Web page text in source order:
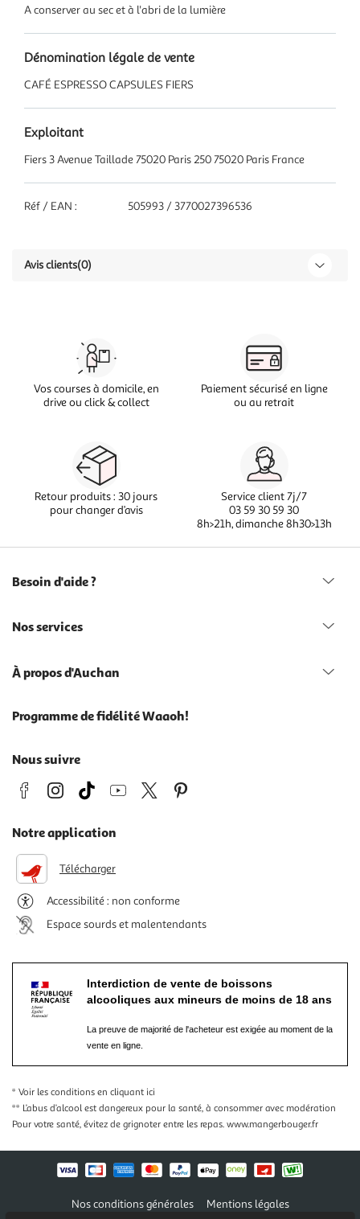
A conserver au sec et à l'abri de la lumière
Dénomination légale de vente
CAFÉ ESPRESSO CAPSULES FIERS
Exploitant
Fiers 3 Avenue Taillade 75020 Paris 250 75020 Paris France
Réf / EAN : 505993 / 3770027396536
Avis clients(0)
Vos courses à domicile, en
drive ou click & collect
Paiement sécurisé en ligne
ou au retrait
Retour produits : 30 jours
pour changer d’avis
Service client 7j/7
03 59 30 59 30
8h>21h, dimanche 8h30>13h
Besoin d'aide ?
Nos services
À propos d'Auchan
Programme de fidélité Waaoh!
Nous suivre
Notre application
Télécharger
Accessibilité : non conforme
Espace sourds et malentendants
Interdiction de vente de boissons
alcooliques aux mineurs de moins de 18 ans
La preuve de majorité de l'acheteur est exigée au moment de la
vente en ligne.
* Voir les conditions en cliquant ici
** L’abus d’alcool est dangereux pour la santé, à consommer avec modération
Pour votre santé, évitez de grignoter entre les repas. www.mangerbouger.fr
Nos conditions générales
Mentions légales